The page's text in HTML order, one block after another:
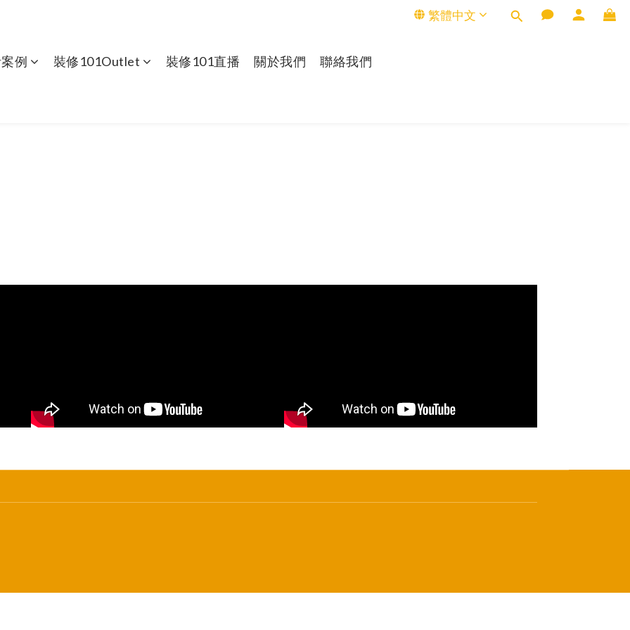
繁體中文
例 裝修101Outlet 裝修101直播 關於我們 聯絡我們